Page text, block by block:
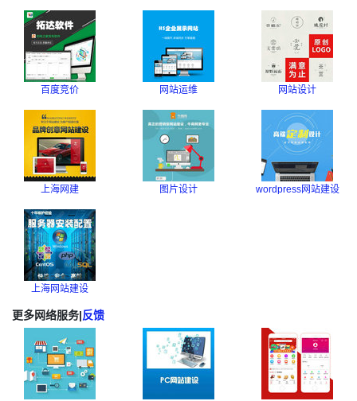
百度竞价 网站运维 网站设计
上海网建 图片设计 wordpress网站建设
上海网站建设
更多网络服务|反馈